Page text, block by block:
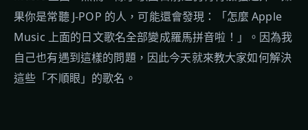
果你是常聽 J-POP 的人，可能還會發現：「怎麼 Apple
Music 上面的日文歌名全部變成羅馬拼音啦！」。因為我
自己也有遇到這樣的問題，因此今天就來教大家如何解決
這些「不順眼」的歌名。